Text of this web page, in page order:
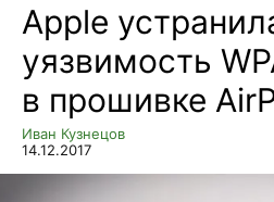
Apple
уязвимость
в прошивке
Иван Кузнецов
14.12.2017